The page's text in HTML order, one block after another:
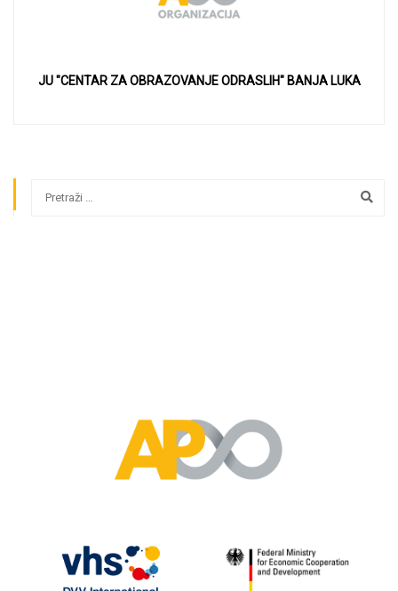
JU "CENTAR ZA OBRAZOVANJE ODRASLIH" BANJA LUKA